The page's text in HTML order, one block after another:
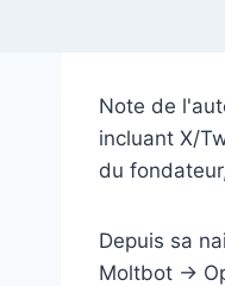
Note de
incluant X/
du
Depuis sa
Moltbot →